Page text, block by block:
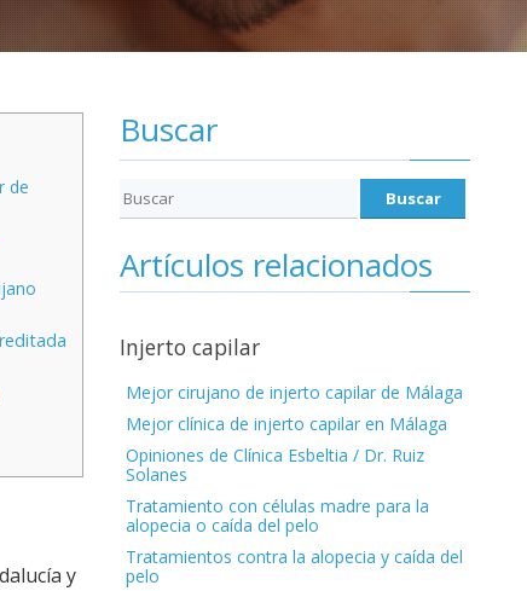
de
y
Buscar
Artículos relacionados
Injerto capilar
Mejor cirujano de injerto capilar de Málaga
Mejor clínica de injerto capilar en Málaga
Opiniones de Clínica Esbeltia / Dr. Ruiz
Solanes
Tratamiento con células madre para la
alopecia o caída del pelo
Tratamientos contra la alopecia y caída del
pelo